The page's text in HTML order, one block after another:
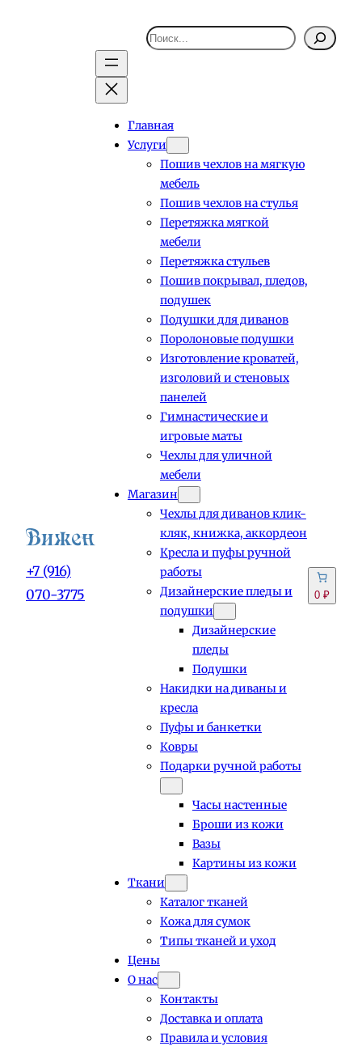
+7 (916)
070-3775
Поиск
Главная
Услуги
Пошив чехлов на мягкую
мебель
Пошив чехлов на стулья
Перетяжка мягкой
мебели
Перетяжка стульев
Пошив покрывал, пледов,
подушек
Подушки для диванов
Поролоновые подушки
Изготовление кроватей,
изголовий и стеновых
панелей
Гимнастические и
игровые маты
Чехлы для уличной
мебели
Магазин
Чехлы для диванов клик-
кляк, книжка, аккордеон
Кресла и пуфы ручной
работы
Дизайнерские пледы и
подушки
Дизайнерские
пледы
Подушки
Накидки на диваны и
кресла
Пуфы и банкетки
Ковры
Подарки ручной работы
Часы настенные
Броши из кожи
Вазы
Картины из кожи
Ткани
Каталог тканей
Кожа для сумок
Типы тканей и уход
Цены
О нас
Контакты
Доставка и оплата
Правила и условия
0 ₽